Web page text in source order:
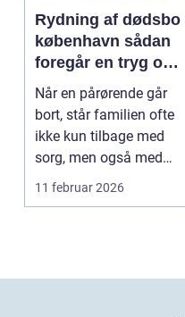
Rydning af dødsbo
københavn sådan
foregår en tryg og
professionel
proces
Når en pårørende går
bort, står familien ofte
ikke kun tilbage med
sorg, men også med
en praktisk op...
11 februar 2026